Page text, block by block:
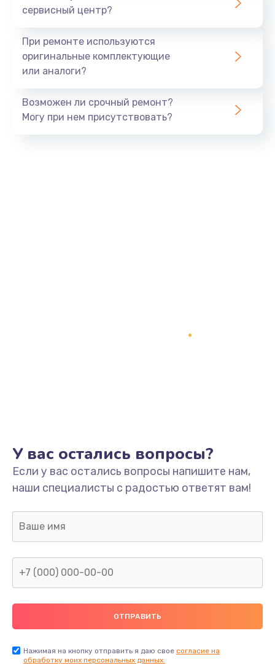
Восстановление данных
Заказать
1060 руб.
995 руб.
Заказать
Замена шлейфа матрицы
2600 руб.
Замена видеочипа
сервисный центр?
При ремонте используются
оригинальные комплектующие
или аналоги?
Возможен ли срочный ремонт?
Могу при нем присутствовать?
У вас остались вопросы?
Если у вас остались вопросы напишите нам,
наши специалисты с радостью ответят вам!
Нажимая на кнопку отправить я даю свое согласие на
обработку моих персональных данных.